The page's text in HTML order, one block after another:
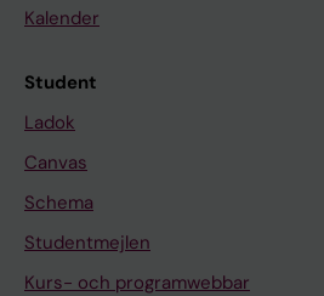
Kalender
Student
Ladok
Canvas
Schema
Studentmejlen
Kurs- och programwebbar